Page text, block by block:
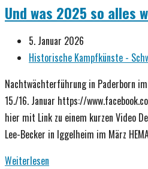
Und was 2025 so alles
Beitrag
veröffentlicht:
5. Januar 2026
Beitrags-
Historische Kampfkünste -
Nachtwächterführung in Paderborn
15./16. Januar https://
hier mit Link zu einem kurzen Video
Lee-Becker in Iggelheim im März
Weiterlesen